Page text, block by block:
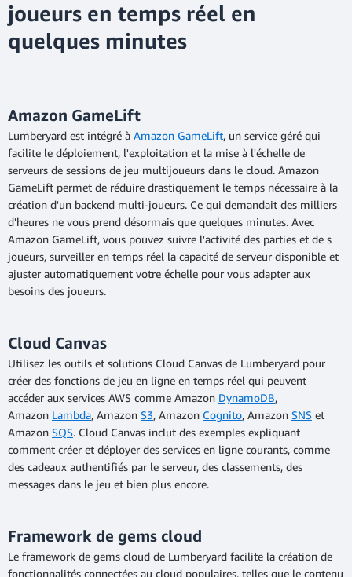
joueurs en temps réel en
quelques minutes
Amazon GameLift
Lumberyard est intégré à Amazon GameLift, un service géré qui
facilite le déploiement, l'exploitation et la mise à l'échelle de
serveurs de sessions de jeu multijoueurs dans le cloud. Amazon
GameLift permet de réduire drastiquement le temps nécessaire à la
création d'un backend multi-joueurs. Ce qui demandait des milliers
d'heures ne vous prend désormais que quelques minutes. Avec
Amazon GameLift, vous pouvez suivre l'activité des parties et de s
joueurs, surveiller en temps réel la capacité de serveur disponible et
ajuster automatiquement votre échelle pour vous adapter aux
besoins des joueurs.
Cloud Canvas
Utilisez les outils et solutions Cloud Canvas de Lumberyard pour
créer des fonctions de jeu en ligne en temps réel qui peuvent
accéder aux services AWS comme Amazon DynamoDB,
Amazon Lambda, Amazon S3, Amazon Cognito, Amazon SNS et
Amazon SQS. Cloud Canvas inclut des exemples expliquant
comment créer et déployer des services en ligne courants, comme
des cadeaux authentifiés par le serveur, des classements, des
messages dans le jeu et bien plus encore.
Framework de gems cloud
Le framework de gems cloud de Lumberyard facilite la création de
fonctionnalités connectées au cloud populaires, telles que le contenu